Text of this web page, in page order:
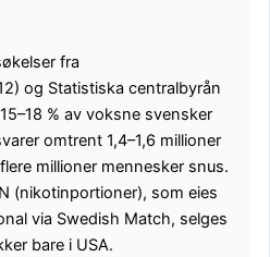
fra
og Statistiska centralbyrån
% av voksne svensker
omtrent 1,4–1,6 millioner
millioner mennesker snus.
(nikotinportioner), som eies
via Swedish Match, selges
bare i USA.